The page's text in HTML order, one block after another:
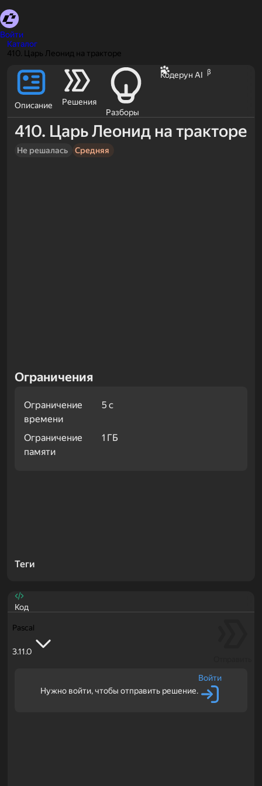
Войти
Каталог
410. Царь Леонид на тракторе
Описание
Решения
Разборы
Кодерун AI β
410. Царь Леонид на тракторе
Не решалась Средняя
Ограничения
Ограничение
времени
5 с
Ограничение
памяти
1 ГБ
Теги
Код
Pascal
3.11.0
Нужно войти, чтобы отправить решение.
Войти